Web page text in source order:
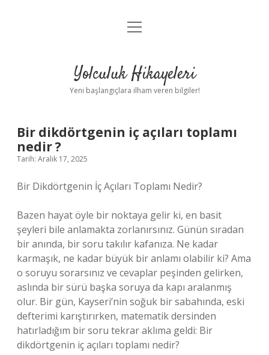
Anasayfa
Yasal Uyarı
menüyü
Yolculuk Hikayeleri
Yeni başlangıçlara ilham veren bilgiler!
Bir dikdörtgenin iç açıları toplamı
nedir ?
Tarih: Aralık 17, 2025
Bir Dikdörtgenin İç Açıları Toplamı Nedir?
Bazen hayat öyle bir noktaya gelir ki, en basit
şeyleri bile anlamakta zorlanırsınız. Günün sıradan
bir anında, bir soru takılır kafanıza. Ne kadar
karmaşık, ne kadar büyük bir anlamı olabilir ki? Ama
o soruyu sorarsınız ve cevaplar peşinden gelirken,
aslında bir sürü başka soruya da kapı aralanmış
olur. Bir gün, Kayseri’nin soğuk bir sabahında, eski
defterimi karıştırırken, matematik dersinden
hatırladığım bir soru tekrar aklıma geldi: Bir
dikdörtgenin iç açıları toplamı nedir?